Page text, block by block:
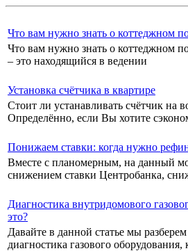
Что вам нужно знать о коттеджном
Что вам нужно знать о коттеджном
– это находящийся в ведении
Установка счётчика в квартире
Стоит ли устанавливать счётчик на
Определённо, если Вы хотите
Понижаем ставки: когда нужно
Вместе с планомерным, на данный
снижением ставки Центробанка,
Диагностика внутридомового
это?
Давайте в данной статье мы
диагностика газового